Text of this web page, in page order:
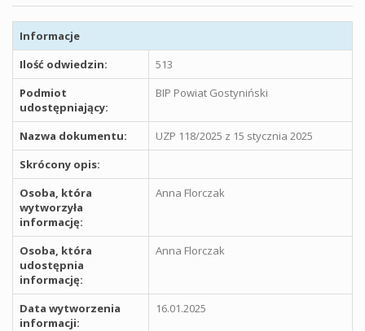
Informacje
Ilość odwiedzin:
513
Podmiot
udostępniający:
BIP Powiat Gostyniński
Nazwa dokumentu:
UZP 118/2025 z 15 stycznia 2025
Skrócony opis:
Osoba, która
wytworzyła
informację:
Anna Florczak
Osoba, która
udostępnia
informację:
Anna Florczak
Data wytworzenia
informacji:
16.01.2025